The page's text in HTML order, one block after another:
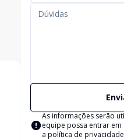
As informações serão
equipe possa entrar
a política de